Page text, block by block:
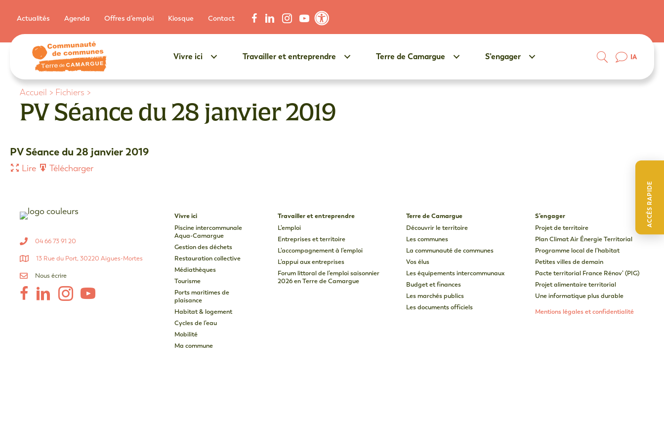
ACCÈS RAPIDE
Actualités Agenda Offres d’emploi Kiosque Contact
Vivre ici Travailler et entreprendre Terre de Camargue S’engager IA
Accueil > Fichiers >
PV Séance du 28 janvier 2019
PV Séance du 28 janvier 2019
Lire Télécharger
04 66 73 91 20
13 Rue du Port, 30220 Aigues-Mortes
Nous écrire
Vivre ici
Piscine intercommunale
Aqua-Camargue
Gestion des déchets
Restauration collective
Médiathèques
Tourisme
Ports maritimes de
plaisance
Habitat & logement
Cycles de l’eau
Mobilité
Ma commune
Travailler et entreprendre
L’emploi
Entreprises et territoire
L’accompagnement à l’emploi
L’appui aux entreprises
Forum littoral de l’emploi saisonnier
2026 en Terre de Camargue
Terre de Camargue
Découvrir le territoire
Les communes
La communauté de communes
Vos élus
Les équipements intercommunaux
Budget et finances
Les marchés publics
Les documents officiels
S’engager
Projet de territoire
Plan Climat Air Énergie Territorial
Programme local de l’habitat
Petites villes de demain
Pacte territorial France Rénov’ (PIG)
Projet alimentaire territorial
Une informatique plus durable
Mentions légales et confidentialité